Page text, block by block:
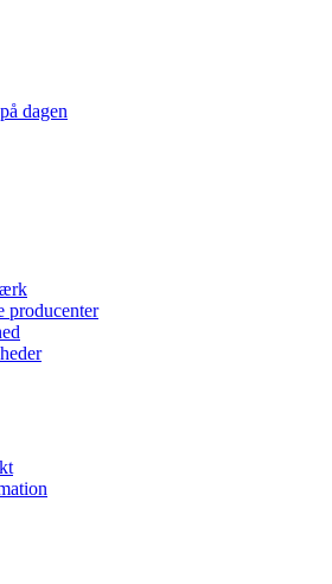
dagen
producenter